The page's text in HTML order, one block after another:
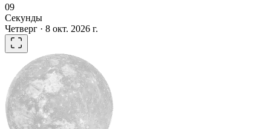
09
Секунды
Четверг · 8 окт. 2026 г.